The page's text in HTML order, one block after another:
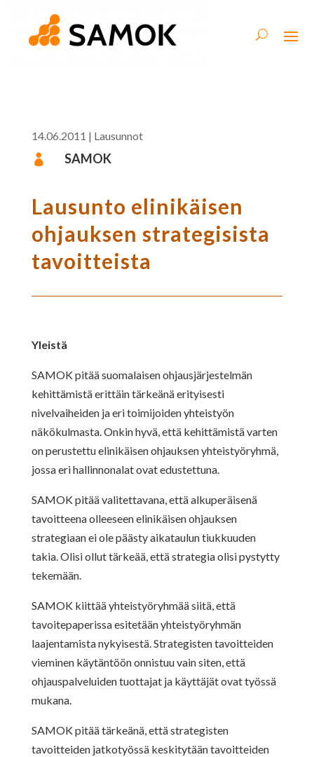
14.06.2011 | Lausunnot
 SAMOK
Lausunto elinikäisen
ohjauksen strategisista
tavoitteista
Yleistä
SAMOK pitää suomalaisen ohjausjärjestelmän
kehittämistä erittäin tärkeänä erityisesti
nivelvaiheiden ja eri toimijoiden yhteistyön
näkökulmasta. Onkin hyvä, että kehittämistä varten
on perustettu elinikäisen ohjauksen yhteistyöryhmä,
jossa eri hallinnonalat ovat edustettuna.
SAMOK pitää valitettavana, että alkuperäisenä
tavoitteena olleeseen elinikäisen ohjauksen
strategiaan ei ole päästy aikataulun tiukkuuden
takia. Olisi ollut tärkeää, että strategia olisi pystytty
tekemään.
SAMOK kiittää yhteistyöryhmää siitä, että
tavoitepaperissa esitetään yhteistyöryhmän
laajentamista nykyisestä. Strategisten tavoitteiden
vieminen käytäntöön onnistuu vain siten, että
ohjauspalveluiden tuottajat ja käyttäjät ovat työssä
mukana.
SAMOK pitää tärkeänä, että strategisten
tavoitteiden jatkotyössä keskitytään tavoitteiden